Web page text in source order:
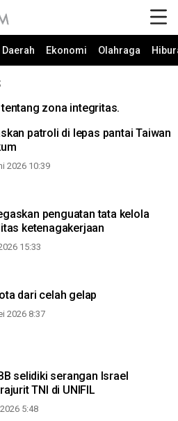
Ekonomi Olahraga
zona integritas.
patroli di lepas pantai Taiwan
2026 10:39
penguatan tata kelola
ketenagakerjaan
15:33
dari celah gelap
2026 8:37
selidiki serangan Israel
TNI di UNIFIL
5:48